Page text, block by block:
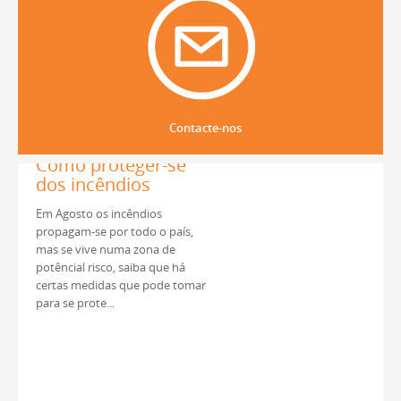
Contacte-nos
Como proteger-se
propagam-se por todo o país,
mas se vive numa zona de
potêncial risco, saiba que há
certas medidas que pode tomar
para se prote...
7 Dicas Importantes